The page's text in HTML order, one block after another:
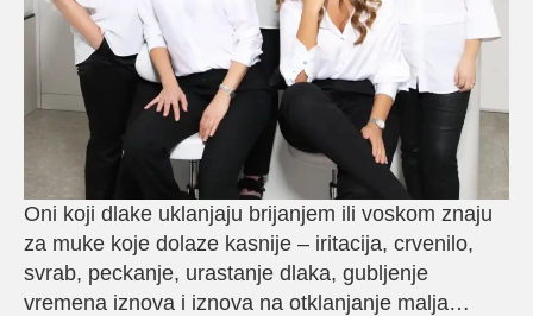
Oni koji dlake uklanjaju brijanjem ili voskom znaju
za muke koje dolaze kasnije – iritacija, crvenilo,
svrab, peckanje, urastanje dlaka, gubljenje
vremena iznova i iznova na otklanjanje malja…